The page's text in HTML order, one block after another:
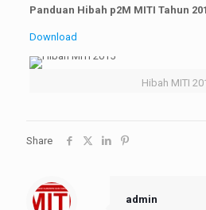
Panduan Hibah p2M MITI Tahun
Download
Hibah MITI
Share
admin